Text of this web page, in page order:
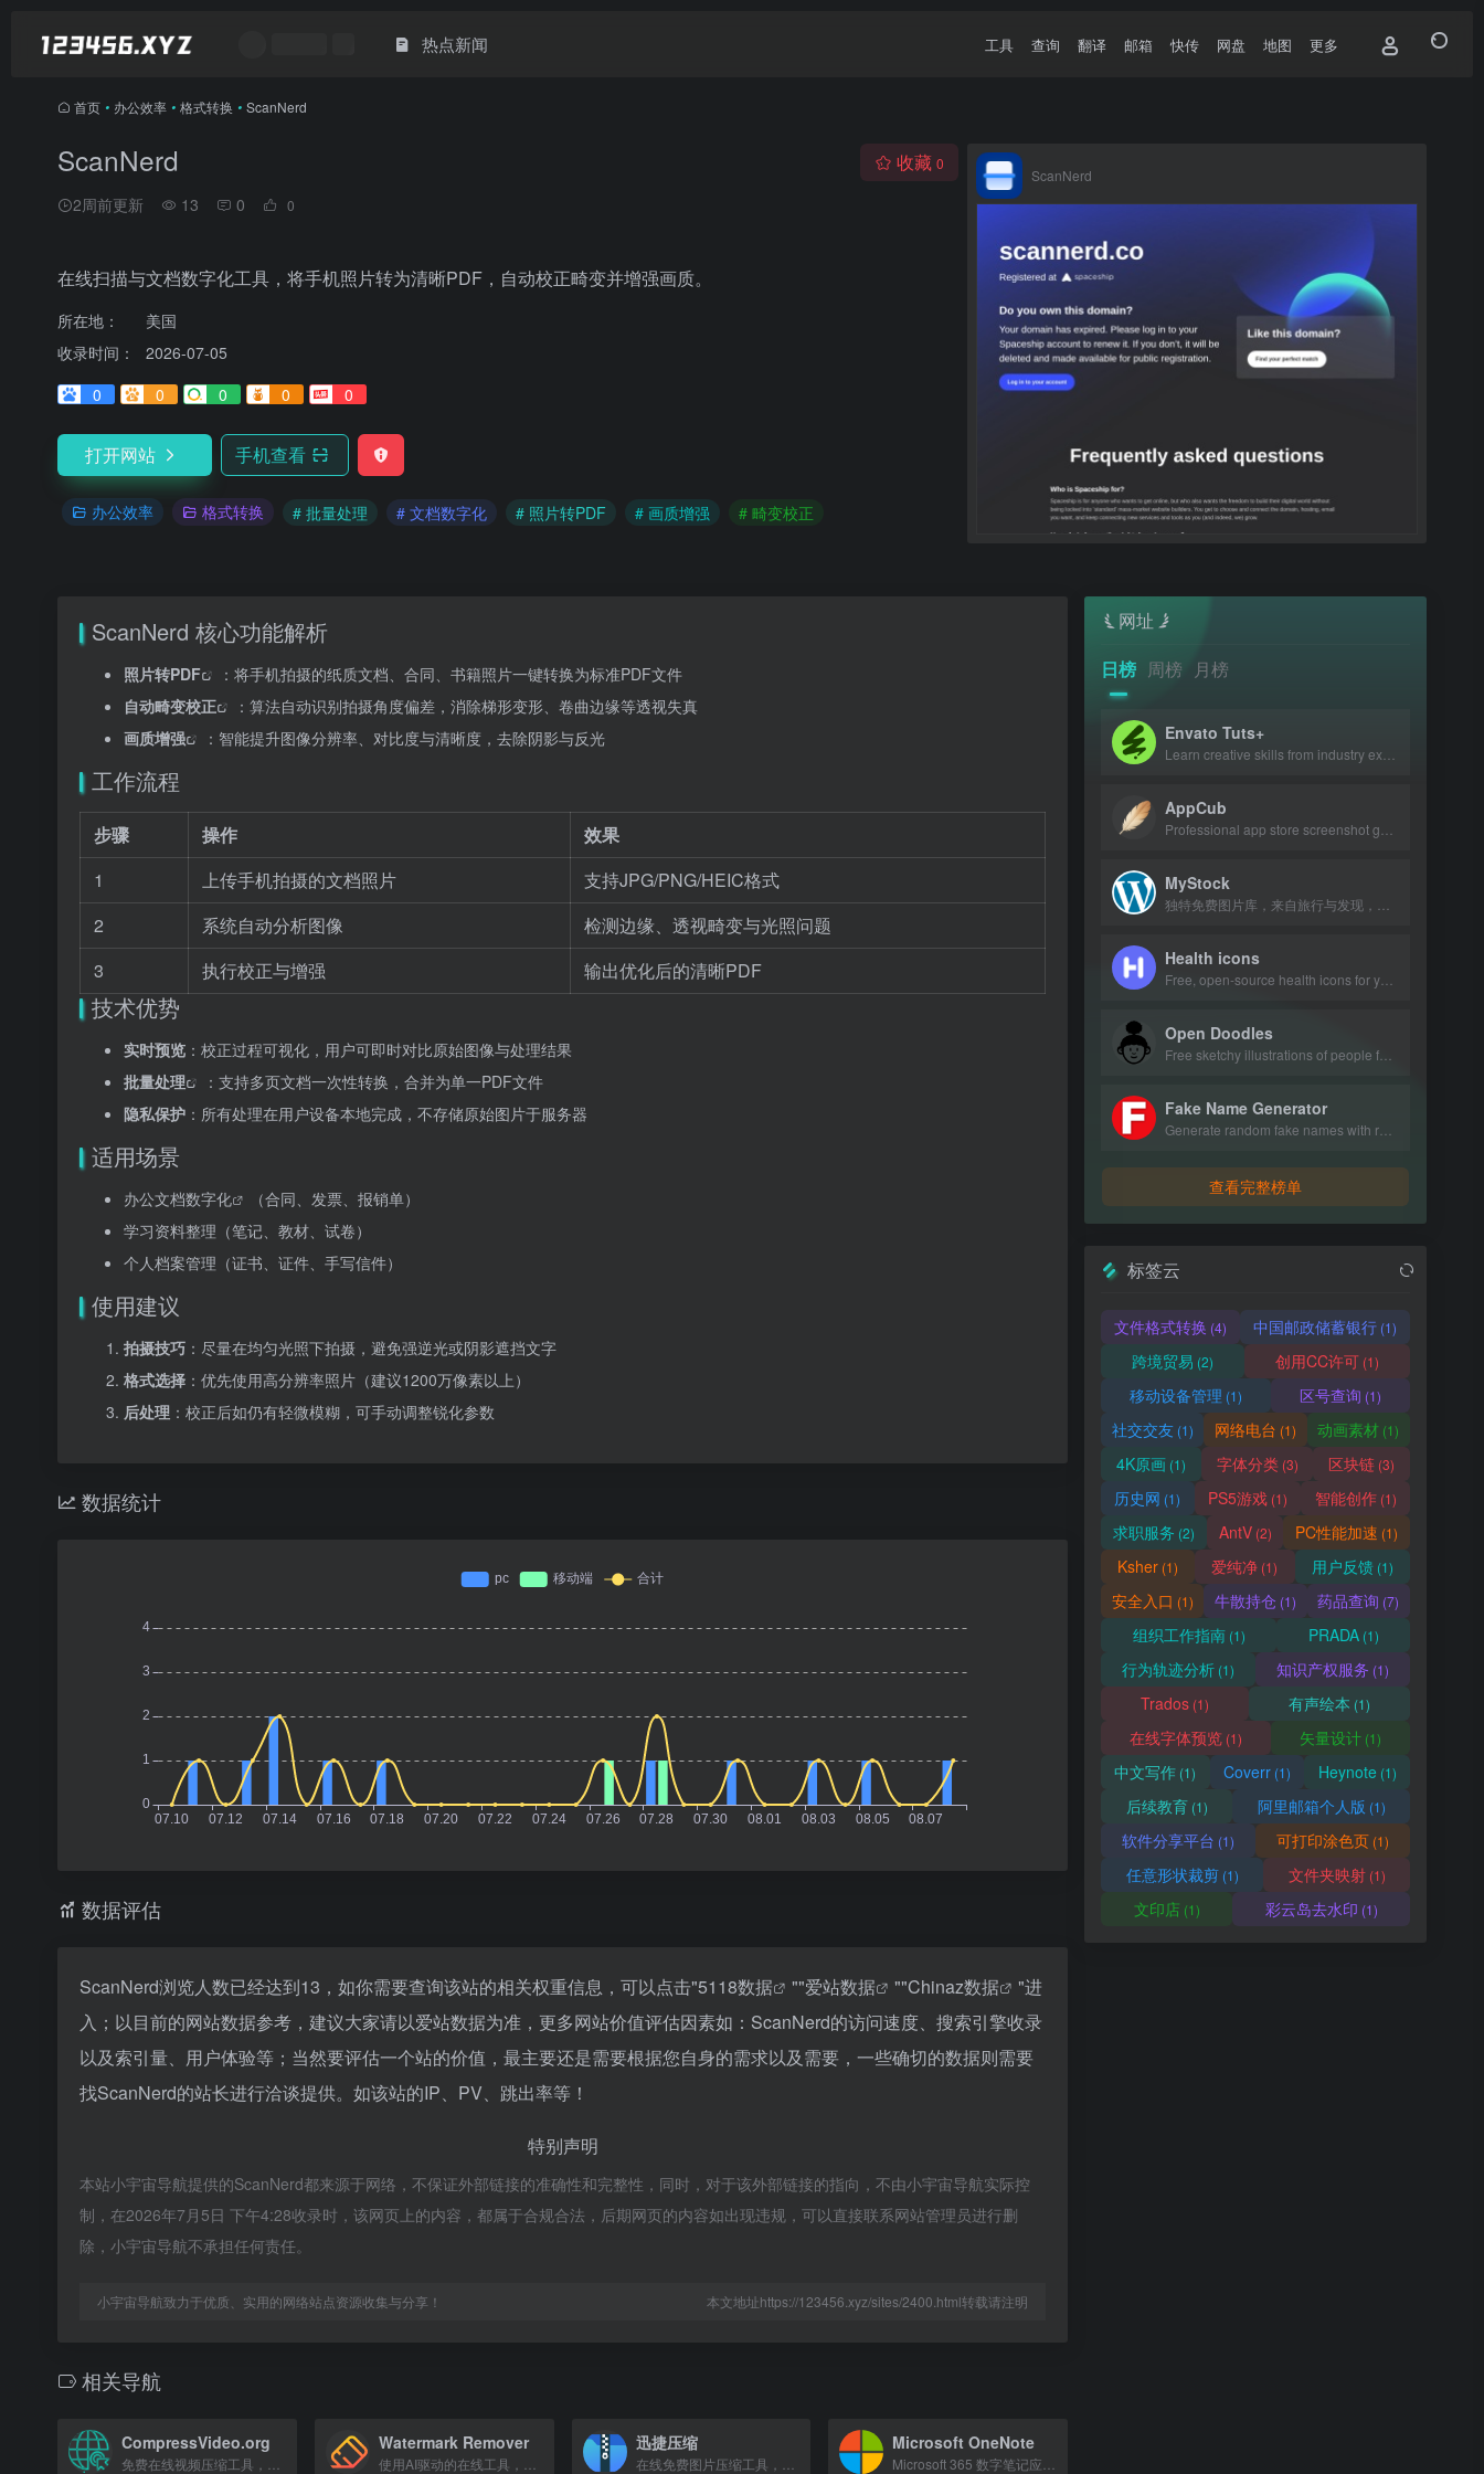
热点新闻 工具 查询 翻译 邮箱 快传 网盘 地图 更多
首页 • 办公效率 • 格式转换 • ScanNerd
ScanNerd
2周前更新 13 0 0
收藏 0
在线扫描与文档数字化工具，将手机照片转为清晰PDF，自动校正畸变并增强画质。
所在地：
美国
收录时间：
2026-07-05
0
0 0 0 0
打开网站 手机查看
办公效率 格式转换 # 批量处理 # 文档数字化 # 照片转PDF # 画质增强 # 畸变校正
ScanNerd
ScanNerd 核心功能解析
照片转PDF
：将手机拍摄的纸质文档、合同、书籍照片一键转换为标准PDF文件
自动畸变校正
：算法自动识别拍摄角度偏差，消除梯形变形、卷曲边缘等透视失真
画质增强
：智能提升图像分辨率、对比度与清晰度，去除阴影与反光
工作流程
步骤 操作
效果
1
上传手机拍摄的文档照片
支持JPG/PNG/HEIC格式
2
系统自动分析图像
检测边缘、透视畸变与光照问题
3
执行校正与增强 输出优化后的清晰PDF
技术优势
实时预览 ：校正过程可视化，用户可即时对比原始图像与处理结果
批量处理
：支持多页文档一次性转换，合并为单一PDF文件
隐私保护 ：所有处理在用户设备本地完成，不存储原始图片于服务器
适用场景
办公文档数字化
（合同、发票、报销单）
学习资料整理（笔记、教材、试卷）
个人档案管理（证书、证件、手写信件）
使用建议
拍摄技巧 ：尽量在均匀光照下拍摄，避免强逆光或阴影遮挡文字
格式选择 ：优先使用高分辨率照片（建议1200万像素以上）
后处理 ：校正后如仍有轻微模糊，可手动调整锐化参数
数据统计
数据评估
ScanNerd浏览人数已经达到13，如你需要查询该站的相关权重信息，可以点击"5118数据 ""爱站数据 ""Chinaz数据
"进
入；以目前的网站数据参考，建议大家请以爱站数据为准，更多网站价值评估因素如：ScanNerd的访问速度、搜索引擎收录
以及索引量、用户体验等；当然要评估一个站的价值，最主要还是需要根据您自身的需求以及需要，一些确切的数据则需要
找ScanNerd的站长进行洽谈提供。如该站的IP、PV、跳出率等！
特别声明
本站小宇宙导航提供的ScanNerd都来源于网络，不保证外部链接的准确性和完整性，同时，对于该外部链接的指向，不由小宇宙导航实际控
制，在2026年7月5日 下午4:28收录时，该网页上的内容，都属于合规合法，后期网页的内容如出现违规，可以直接联系网站管理员进行删
除，小宇宙导航不承担任何责任。
小宇宙导航致力于优质、实用的网络站点资源收集与分享！ 本文地址https://123456.xyz/sites/2400.html转载请注明
相关导航
CompressVideo.org Watermark Remover 迅捷压缩 Microsoft OneNote
网址
日榜 周榜 月榜
Envato Tuts+
AppCub
MyStock
Health icons
Open Doodles
Fake Name Generator
查看完整榜单
标签云
文件格式转换 (4) 中国邮政储蓄银行 (1)
跨境贸易 (2) 创用CC许可 (1)
移动设备管理 (1) 区号查询 (1)
社交交友(1) 网络电台 (1) 动画素材 (1)
4K原画(1) 字体分类(3) 区块链 (3)
历史网 (1) PS5游戏 (1) 智能创作(1)
求职服务 (2) AntV(2) PC性能加速 (1)
Ksher (1) 爱纯净 (1) 用户反馈(1)
安全入口 (1) 牛散持仓 (1) 药品查询 (7)
组织工作指南(1) PRADA(1)
行为轨迹分析 (1) 知识产权服务 (1)
Trados (1) 有声绘本 (1)
在线字体预览 (1) 矢量设计 (1)
中文写作 (1) Coverr (1) Heynote (1)
后续教育(1) 阿里邮箱个人版 (1)
软件分享平台 (1) 可打印涂色页 (1)
任意形状裁剪(1) 文件夹映射(1)
文印店 (1) 彩云岛去水印 (1)